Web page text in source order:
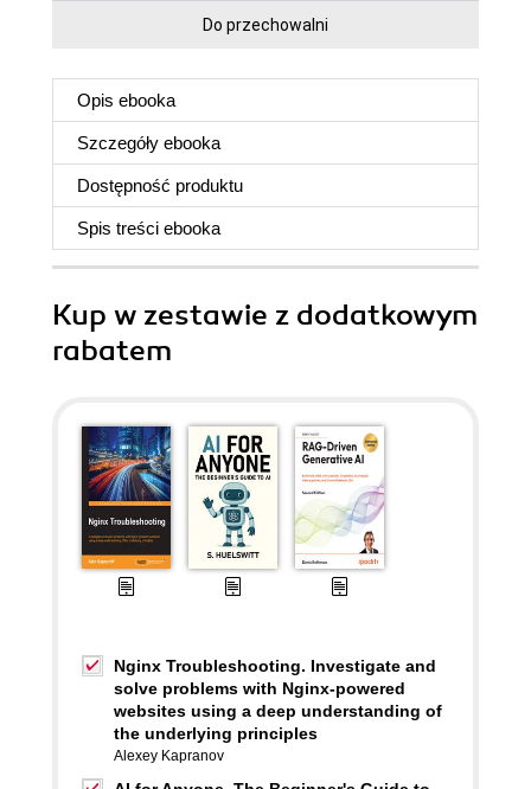
Do przechowalni
Opis ebooka
Szczegóły ebooka
Dostępność produktu
Spis treści ebooka
Kup w zestawie z dodatkowym
rabatem
Nginx Troubleshooting. Investigate and
solve problems with Nginx-powered
websites using a deep understanding of
the underlying principles
Alexey Kapranov